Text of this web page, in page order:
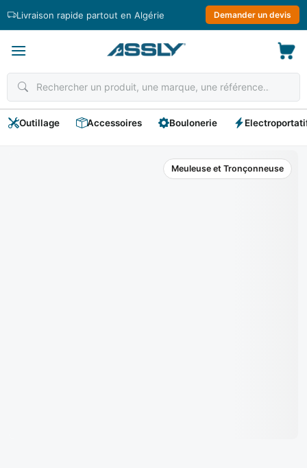
Livraison rapide partout en Algérie Demander un devis
Outillage Accessoires Boulonerie
Meuleuse et Tronçonneuse